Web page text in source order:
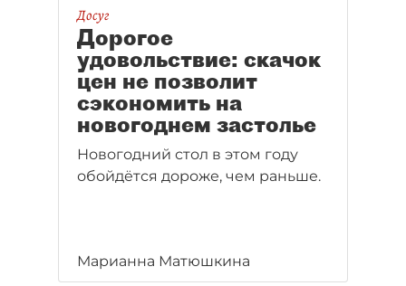
пиво–водочной столицы.
Досуг
Дорогое
удовольствие: скачок
цен не позволит
сэкономить на
новогоднем застолье
Новогодний стол в этом году
обойдётся дороже, чем раньше.
Марианна Матюшкина